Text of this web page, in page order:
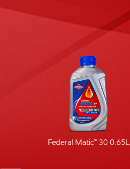
Federal Matic™ 30 0.65L